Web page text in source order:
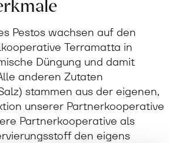
Pestos wachsen auf den
Terramatta in
Düngung und damit
anderen Zutaten
stammen aus der eigenen,
unserer Partnerkooperative
Partnerkooperative als
den eigens